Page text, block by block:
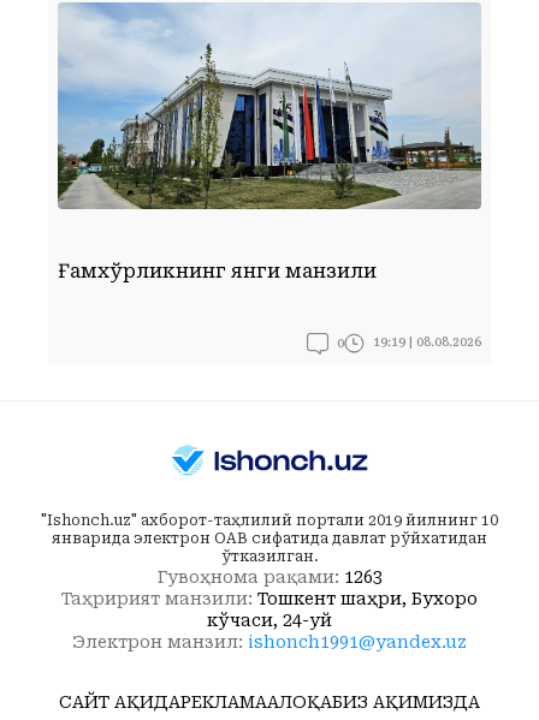
Ғамхўрликнинг янги манзили
0 19:19 | 08.08.2026
"Ishonch.uz" ахборот-таҳлилий портали 2019 йилнинг 10
январида электрон ОАВ сифатида давлат рўйхатидан
ўтказилган.
Гувоҳнома рақами: 1263
Таҳририят манзили: Тошкент шаҳри, Бухоро
кўчаси, 24-уй
Электрон манзил: ishonch1991@yandex.uz
САЙТ ҲАҚИДАРЕКЛАМААЛОҚАБИЗ ҲАҚИМИЗДА